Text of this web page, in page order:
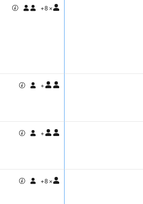
×
8
+
+
+
×
8
+